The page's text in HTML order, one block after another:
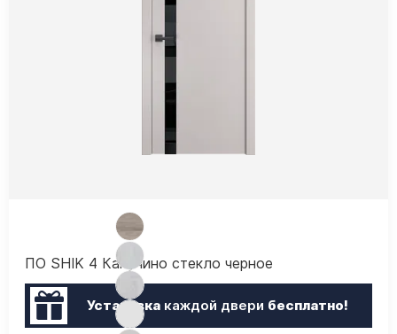
ПО SHIK 4 Капучино стекло черное
Установкакаждой двери бесплатно!